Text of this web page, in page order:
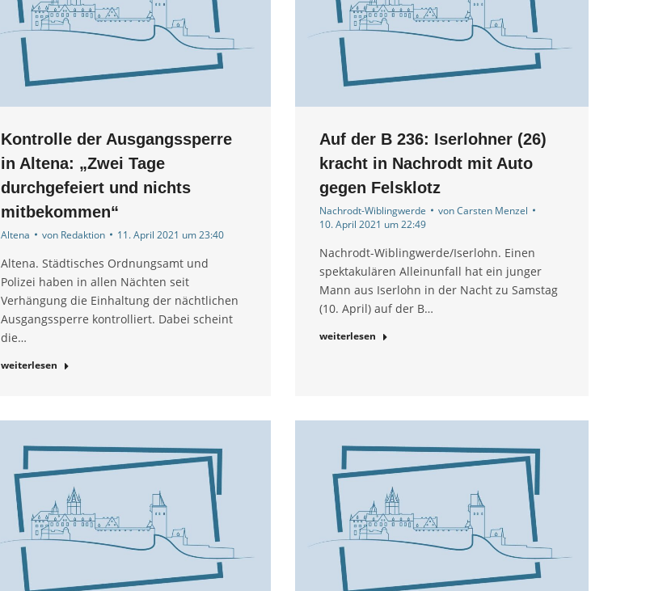
Kontrolle der Ausgangssperre
in Altena: „Zwei Tage
durchgefeiert und nichts
mitbekommen“
Altena von Redaktion 11. April 2021 um 23:40
Altena. Städtisches Ordnungsamt und
Polizei haben in allen Nächten seit
Verhängung die Einhaltung der nächtlichen
Ausgangssperre kontrolliert. Dabei scheint
die…
weiterlesen
Auf der B 236: Iserlohner (26)
kracht in Nachrodt mit Auto
gegen Felsklotz
Nachrodt-Wiblingwerde vonCarsten Menzel
10. April 2021 um 22:49
Nachrodt-Wiblingwerde/Iserlohn. Einen
spektakulären Alleinunfall hat ein junger
Mann aus Iserlohn in der Nacht zu Samstag
(10. April) auf der B…
weiterlesen